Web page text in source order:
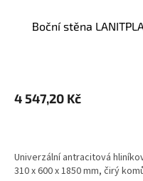
boční stěna
4 547,20 Kč
Univerzální antracitová
310 x 600 x 1850 mm, čirý